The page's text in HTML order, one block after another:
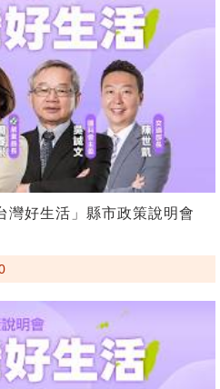
灣好生活」縣市政策說明會